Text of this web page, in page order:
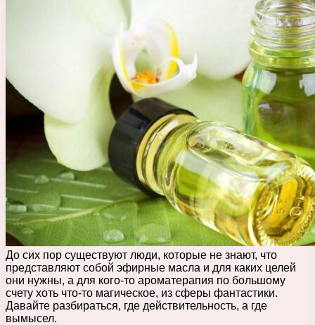
До сих пор существуют люди, которые не знают, что
представляют собой эфирные масла и для каких целей
они нужны, а для кого-то ароматерапия по большому
счету хоть что-то магическое, из сферы фантастики.
Давайте разбираться, где действительность, а где
вымысел.